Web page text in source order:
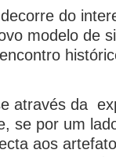
do
modelo de
através da
se por um
aos